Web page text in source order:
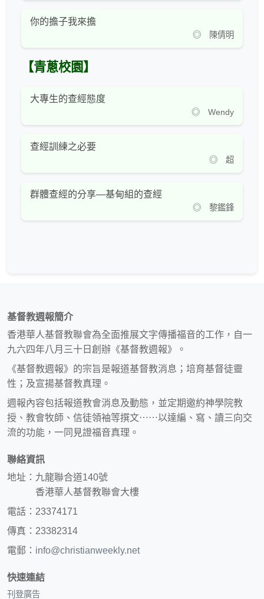
你的擔子我來擔
◎ 陳倩明
【青蔥校園】
大專生的查經態度
◎ Wendy
查經訓練之必要
◎ 超
群體查經的分享—基甸組的查經
◎ 黎鑑鋒
基督教週報簡介
香港華人基督教聯會為全面推展文字傳播福音的工作，自一
九六四年八月三十日創辦《基督教週報》。
《基督教週報》的宗旨是報道基督教消息；培育基督徒靈
性；及宣揚基督教真理。
週報內容包括報道教會消息及動態，並定期邀約神學院教
授、教會牧師、信徒領袖等撰文⋯⋯以達編、寫、讀三向交
流的功能，一同見證福音真理。
聯絡資訊
地址：九龍聯合道140號
香港華人基督教聯會大樓
電話：23374171
傳真：23382314
電郵： info@christianweekly.net
快速連結
刊登廣告